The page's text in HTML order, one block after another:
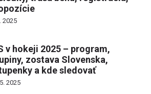
2025
v hokeji 2025 – program,
zostava Slovenska,
a kde sledovať
2025